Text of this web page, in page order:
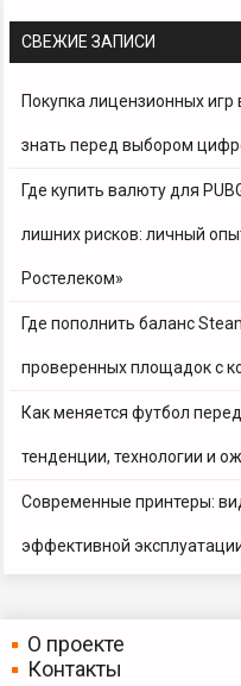
СВЕЖИЕ ЗАПИСИ
Покупка лицензионных
знать перед выбором
Где купить валюту для
лишних рисков: личный
Ростелеком»
Где пополнить баланс
проверенных площадок с
Как меняется футбол
тенденции, технологии и
Современные принтеры:
эффективной
О проекте
Контакты